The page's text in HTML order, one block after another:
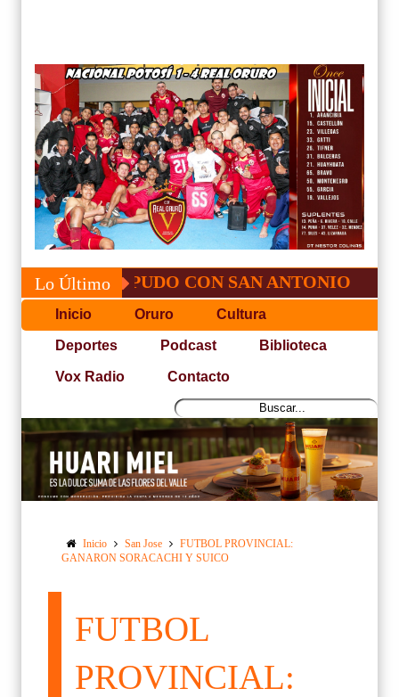
Lo Último
NO PUDO CON SAN ANTONIO COPA
Inicio Oruro Cultura
Deportes Podcast Biblioteca
Vox Radio Contacto
Inicio San Jose
FUTBOL PROVINCIAL:
GANARON SORACACHI Y SUICO
FUTBOL
PROVINCIAL: